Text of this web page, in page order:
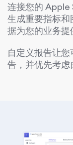
连接您的 Apple
生成重要指标
据为您的业务提
自定义报告让
告，并优先考虑